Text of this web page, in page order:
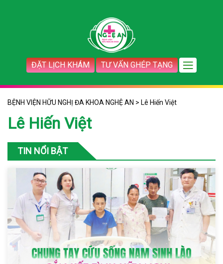
ĐẶT LỊCH KHÁM TƯ VẤN GHÉP TẠNG
BỆNH VIỆN HỮU NGHỊ ĐA KHOA NGHỆ AN > Lê Hiến Việt
Lê Hiến Việt
TIN NỔI BẬT